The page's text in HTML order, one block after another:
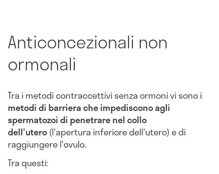
Anticoncezionali non
ormonali
Tra i metodi contraccettivi senza ormoni vi sono i
metodi di barriera che impediscono agli
spermatozoi di penetrare nel collo
dell'utero(l'apertura inferiore dell'utero) e di
raggiungere l'ovulo.
Tra questi: